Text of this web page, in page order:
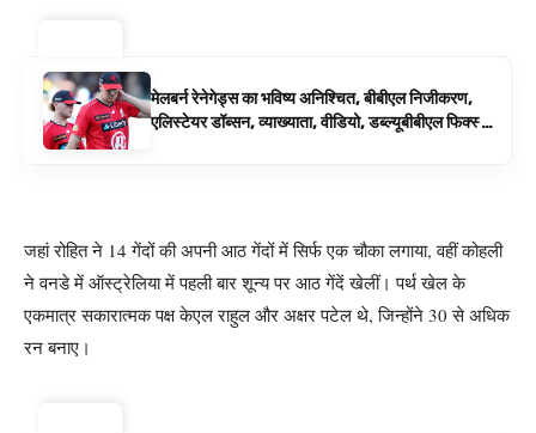
मेलबर्न रेनेगेड्स का भविष्य अनिश्चित, बीबीएल निजीकरण,
एलिस्टेयर डॉब्सन, व्याख्याता, वीडियो, डब्ल्यूबीबीएल फिक्स्चर
जहां रोहित ने 14 गेंदों की अपनी आठ गेंदों में सिर्फ एक चौका लगाया, वहीं कोहली
ने वनडे में ऑस्ट्रेलिया में पहली बार शून्य पर आठ गेंदें खेलीं। पर्थ खेल के
एकमात्र सकारात्मक पक्ष केएल राहुल और अक्षर पटेल थे, जिन्होंने 30 से अधिक
रन बनाए।